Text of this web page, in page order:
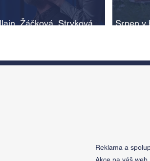
Žáčková, Stryková,
Srpen v
Reklama a